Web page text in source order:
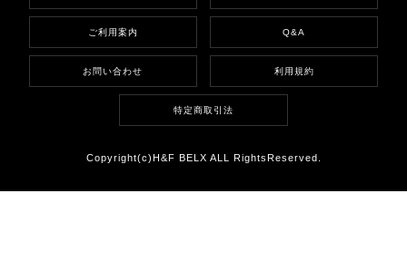
ご利用案内 Q&A
お問い合わせ 利用規約
特定商取引法
Copyright(c)H&F BELX ALL RightsReserved.